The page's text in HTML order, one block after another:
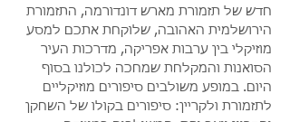
חדש של תזמורת מארש דונדורמה, התזמורת
הירושלמית האהובה, שלוקחת אתכם למסע
מוזיקלי בין ערבות אפריקה, מדרכות העיר
הסואנות והמקלחת שמחכה לכולנו בסוף
היום. במופע משולבים סיפורים מוזיקליים
לתזמורת ולקריין: סיפורים בקולו של השחקן